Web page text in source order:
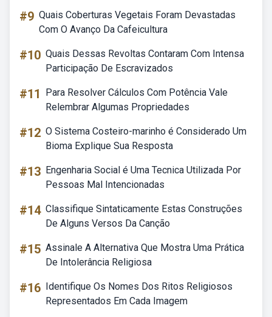
#9 Quais Coberturas Vegetais Foram Devastadas
Com O Avanço Da Cafeicultura
#10 Quais Dessas Revoltas Contaram Com Intensa
Participação De Escravizados
#11
Para Resolver Cálculos Com Potência Vale
Relembrar Algumas Propriedades
#12 O Sistema Costeiro-marinho é Considerado Um
Bioma Explique Sua Resposta
#13 Engenharia Social é Uma Tecnica Utilizada Por
Pessoas Mal Intencionadas
#14 Classifique Sintaticamente Estas Construções
De Alguns Versos Da Canção
#15 Assinale A Alternativa Que Mostra Uma Prática
De Intolerância Religiosa
#16 Identifique Os Nomes Dos Ritos Religiosos
Representados Em Cada Imagem